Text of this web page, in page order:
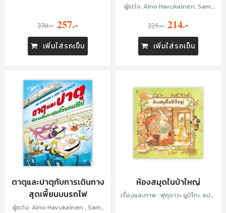
270.- 257.-
เพิ่มใส่รถเข็น
ผู้แต่ง: Aino Havukainen, Sami
เคราะห์
225.- 214.-
เพิ่มใส่รถเข็น
ตาตุและปาตุกับการเดินทาง
สุดเพี้ยนบนรถไฟ
ผู้แต่ง: Aino Havukainen , Sami
ห้องสมุดในป่าใหญ่
เรื่องและภาพ : ฟุคุซาวะ ยูมิโกะ, แปล: